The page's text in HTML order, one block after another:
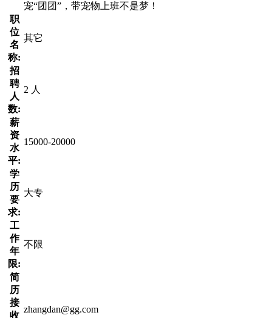
宠“团团”，带宠物上班不是梦！
职
位
名
称:
其它
招
聘
人
数:
2 人
薪
资
水
平:
15000-20000
学
历
要
求:
大专
工
作
年
限:
不限
简
历
接
收
zhangdan@gg.com